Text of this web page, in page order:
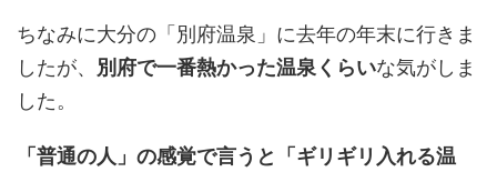
ちなみに大分の「別府温泉」に去年の年末に行きま
したが、 別府で一番熱かった温泉くらいな気がしま
した。
「普通の人」の感覚で言うと「ギリギリ入れる温